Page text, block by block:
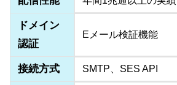
ドメイン
認証
Eメール検証機能
接続方式 SMTP、SES API